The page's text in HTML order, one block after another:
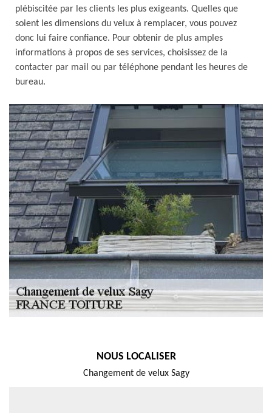
plébiscitée par les clients les plus exigeants. Quelles que
soient les dimensions du velux à remplacer, vous pouvez
donc lui faire confiance. Pour obtenir de plus amples
informations à propos de ses services, choisissez de la
contacter par mail ou par téléphone pendant les heures de
bureau.
NOUS LOCALISER
Changement de velux Sagy